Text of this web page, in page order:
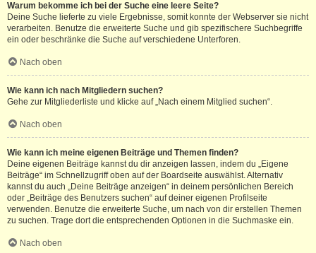
Warum bekomme ich bei der Suche eine leere Seite?
Deine Suche lieferte zu viele Ergebnisse, somit konnte der Webserver sie nicht
verarbeiten. Benutze die erweiterte Suche und gib spezifischere Suchbegriffe
ein oder beschränke die Suche auf verschiedene Unterforen.
Nach oben
Wie kann ich nach Mitgliedern suchen?
Gehe zur Mitgliederliste und klicke auf „Nach einem Mitglied suchen“.
Nach oben
Wie kann ich meine eigenen Beiträge und Themen finden?
Deine eigenen Beiträge kannst du dir anzeigen lassen, indem du „Eigene
Beiträge“ im Schnellzugriff oben auf der Boardseite auswählst. Alternativ
kannst du auch „Deine Beiträge anzeigen“ in deinem persönlichen Bereich
oder „Beiträge des Benutzers suchen“ auf deiner eigenen Profilseite
verwenden. Benutze die erweiterte Suche, um nach von dir erstellen Themen
zu suchen. Trage dort die entsprechenden Optionen in die Suchmaske ein.
Nach oben